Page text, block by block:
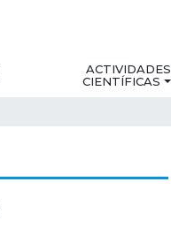
ACTIVIDADES
CIENTÍFICAS